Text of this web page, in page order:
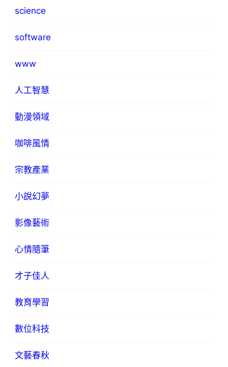
science
software
www
人工智慧
動漫領域
咖啡風情
宗教產業
小說幻夢
影像藝術
心情隨筆
才子佳人
教育學習
數位科技
文藝春秋